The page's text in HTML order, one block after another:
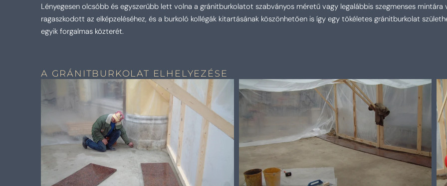
Lényegesen olcsóbb és egyszerűbb lett volna a gránitburkolatot szabványos méretű vagy legalábbis szegmenses
ragaszkodott az elképzeléséhez, és a burkoló kollégák kitartásának köszönhetően is így egy tökéletes gránitburkolat
egyik forgalmas közterét.
A GRÁNITBURKOLAT ELHELYEZÉSE